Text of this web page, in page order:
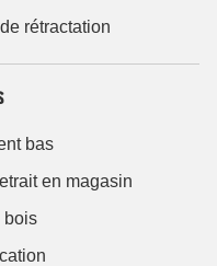
rétractation
bas
en magasin
bois